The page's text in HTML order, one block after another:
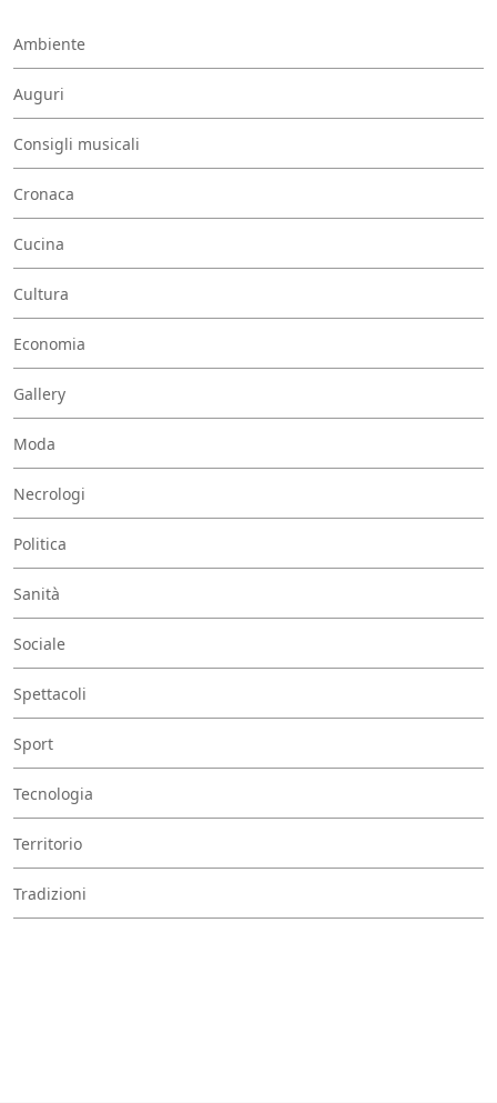
Ambiente
Auguri
Consigli musicali
Cronaca
Cucina
Cultura
Economia
Gallery
Moda
Necrologi
Politica
Sanità
Sociale
Spettacoli
Sport
Tecnologia
Territorio
Tradizioni